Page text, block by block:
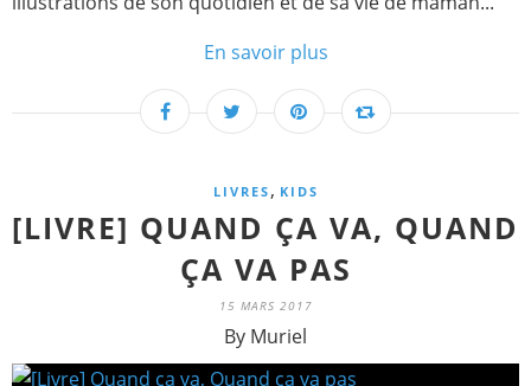
En savoir plus
LIVRES, KIDS
[LIVRE] QUAND ÇA VA, QUAND
ÇA VA PAS
15 MARS 2017
By Muriel